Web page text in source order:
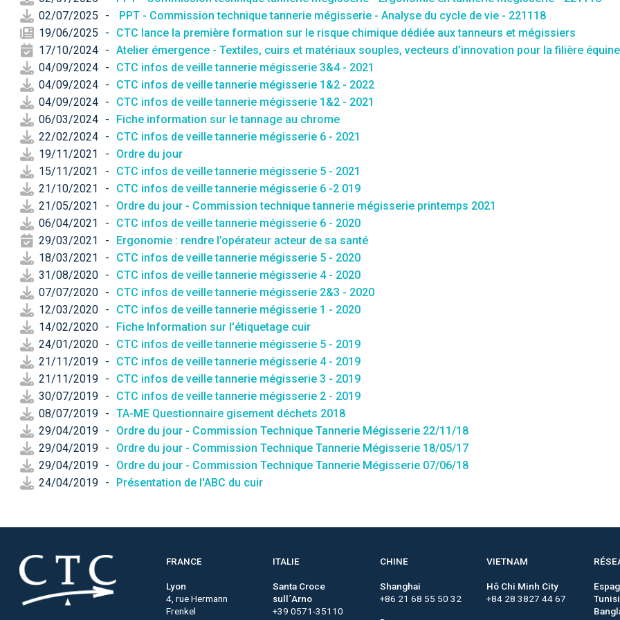
02/07/2025
-
PPT - Commission technique tannerie mégisserie - Analyse du cycle de vie - 221118
19/06/2025
-
CTC lance la première formation sur le risque chimique dédiée aux tanneurs et mégissiers
17/10/2024 - Atelier émergence - Textiles, cuirs et matériaux souples, vecteurs d’innovation pour la filière
04/09/2024 -
CTC infos de veille tannerie mégisserie 3&4 - 2021
04/09/2024 -
CTC infos de veille tannerie mégisserie 1&2 - 2022
04/09/2024 -
CTC infos de veille tannerie mégisserie 1&2 - 2021
06/03/2024 -
Fiche information sur le tannage au chrome
22/02/2024 -
CTC infos de veille tannerie mégisserie 6 - 2021
19/11/2021
-
Ordre du jour
15/11/2021
-
CTC infos de veille tannerie mégisserie 5 - 2021
21/10/2021
-
CTC infos de veille tannerie mégisserie 6 -2 019
21/05/2021
-
Ordre du jour - Commission technique tannerie mégisserie printemps 2021
06/04/2021
-
CTC infos de veille tannerie mégisserie 6 - 2020
29/03/2021
-
Ergonomie : rendre l’opérateur acteur de sa santé
18/03/2021
-
CTC infos de veille tannerie mégisserie 5 - 2020
31/08/2020 -
CTC infos de veille tannerie mégisserie 4 - 2020
07/07/2020 -
CTC infos de veille tannerie mégisserie 2&3 - 2020
12/03/2020 -
CTC infos de veille tannerie mégisserie 1 - 2020
14/02/2020 -
Fiche Information sur l'étiquetage cuir
24/01/2020 -
CTC infos de veille tannerie mégisserie 5 - 2019
21/11/2019 -
CTC infos de veille tannerie mégisserie 4 - 2019
21/11/2019 -
CTC infos de veille tannerie mégisserie 3 - 2019
30/07/2019 -
CTC infos de veille tannerie mégisserie 2 - 2019
08/07/2019 - TA-ME Questionnaire gisement déchets 2018
29/04/2019 -
Ordre du jour - Commission Technique Tannerie Mégisserie 22/11/18
29/04/2019 -
Ordre du jour - Commission Technique Tannerie Mégisserie 18/05/17
29/04/2019 -
Ordre du jour - Commission Technique Tannerie Mégisserie 07/06/18
24/04/2019 - Présentation de l'ABC du cuir
FRANCE
Lyon
4, rue Hermann
Frenkel
ITALIE
Santa Croce
sull´Arno
+39 0571-35110
CHINE
Shanghai
+86 21 68 55 50 32
VIETNAM
Hô Chi Minh City
+84 28 3827 44 67